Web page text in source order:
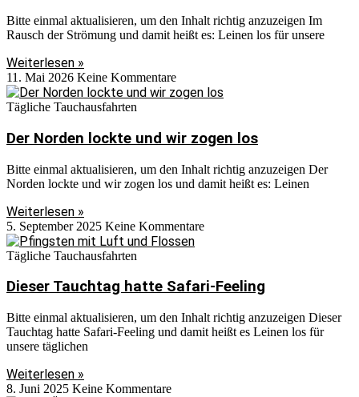
Bitte einmal aktualisieren, um den Inhalt richtig anzuzeigen Im
Rausch der Strömung und damit heißt es: Leinen los für unsere
Weiterlesen »
11. Mai 2026 Keine Kommentare
Tägliche Tauchausfahrten
Der Norden lockte und wir zogen los
Bitte einmal aktualisieren, um den Inhalt richtig anzuzeigen Der
Norden lockte und wir zogen los und damit heißt es: Leinen
Weiterlesen »
5. September 2025 Keine Kommentare
Tägliche Tauchausfahrten
Dieser Tauchtag hatte Safari-Feeling
Bitte einmal aktualisieren, um den Inhalt richtig anzuzeigen Dieser
Tauchtag hatte Safari-Feeling und damit heißt es Leinen los für
unsere täglichen
Weiterlesen »
8. Juni 2025 Keine Kommentare